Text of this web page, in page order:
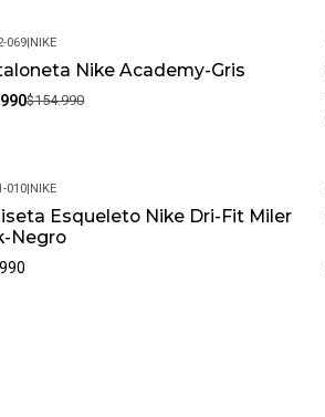
069|NIKE
Nike Academy-Gris
$154.990
010|NIKE
Esqueleto Nike Dri-Fit Miler
Negro